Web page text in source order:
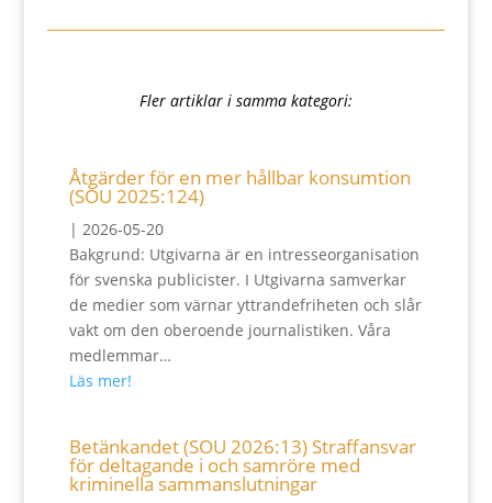
Fler artiklar i samma kategori:
Åtgärder för en mer hållbar konsumtion
(SOU 2025:124)
| 2026-05-20
Bakgrund: Utgivarna är en intresseorganisation
för svenska publicister. I Utgivarna samverkar
de medier som värnar yttrandefriheten och slår
vakt om den oberoende journalistiken. Våra
medlemmar…
Läs mer!
Betänkandet (SOU 2026:13) Straffansvar
för deltagande i och samröre med
kriminella sammanslutningar